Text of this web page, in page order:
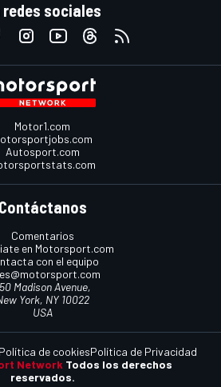
redes sociales
Motor1.com
Autosport.com
Contáctanos
Comentarios
en Motorsport.com
con el equipo
Madison Avenue,
York, NY 10022
USA
Network Todos los derechos
reservados.
Política de cookiesPolítica de Privacidad